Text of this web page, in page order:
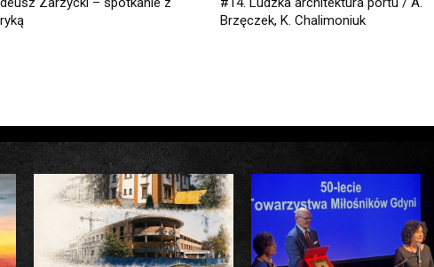
Brzęczek, K. Chalimoniuk